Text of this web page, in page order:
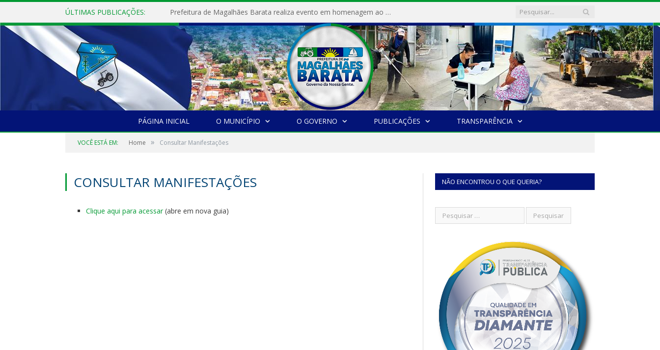
ÚLTIMAS PUBLICAÇÕES: Prefeitura de Magalhães Barata realiza evento em homenagem ao Dia Internacional da Mulher
PÁGINA INICIAL O MUNICÍPIO O GOVERNO PUBLICAÇÕES TRANSPARÊNCIA
VOCÊ ESTÁ EM: Home » Consultar Manifestações
CONSULTAR MANIFESTAÇÕES
Clique aqui para acessar(abre em nova guia)
NÃO ENCONTROU O QUE QUERIA?